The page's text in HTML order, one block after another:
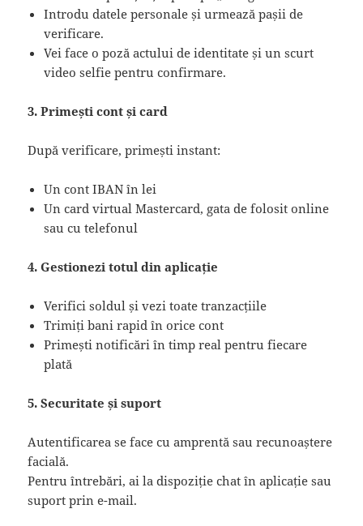
Introdu datele personale și urmează pașii de
verificare.
Vei face o poză actului de identitate și un scurt
video selfie pentru confirmare.
3. Primești cont și card
După verificare, primești instant:
Un cont IBAN în lei
Un card virtual Mastercard, gata de folosit online
sau cu telefonul
4. Gestionezi totul din aplicație
Verifici soldul și vezi toate tranzacțiile
Trimiți bani rapid în orice cont
Primești notificări în timp real pentru fiecare
plată
5. Securitate și suport
Autentificarea se face cu amprentă sau recunoaștere
facială.
Pentru întrebări, ai la dispoziție chat în aplicație sau
suport prin e-mail.